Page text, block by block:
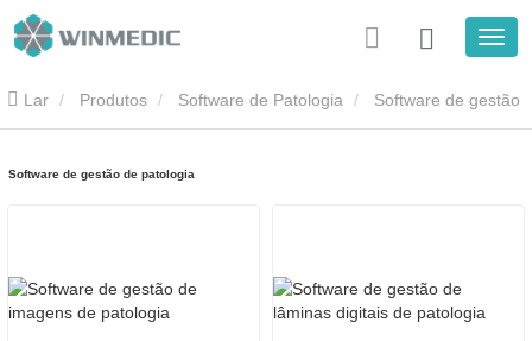
Lar Produtos Software de Patologia
Software de gestão de patologia